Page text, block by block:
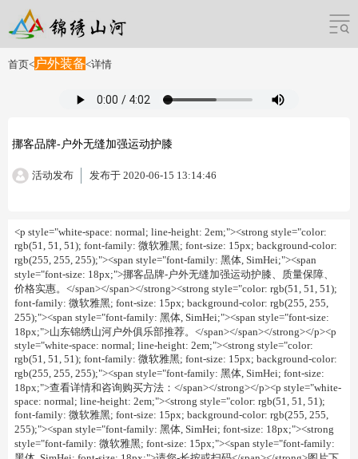
首页< 户外装备<详情
挪客品牌-户外无缝加强运动护膝
活动发布 发布于 2020-06-15 13:14:46
<p style="white-space: normal; line-height: 2em;"><strong style="color:
rgb(51, 51, 51); font-family: 微软雅黑; font-size: 15px; background-color:
rgb(255, 255, 255);"><span style="font-family: 黑体, SimHei;"><span
style="font-size: 18px;">挪客品牌-户外无缝加强运动护膝、质量保障、
价格实惠。</span></span></strong><strong style="color: rgb(51, 51, 51);
font-family: 微软雅黑; font-size: 15px; background-color: rgb(255, 255,
255);"><span style="font-family: 黑体, SimHei;"><span style="font-size:
18px;">山东锦绣山河户外俱乐部推荐。</span></span></strong></p><p
style="white-space: normal; line-height: 2em;"><strong style="color:
rgb(51, 51, 51); font-family: 微软雅黑; font-size: 15px; background-color:
rgb(255, 255, 255);"><span style="font-family: 黑体, SimHei; font-size:
18px;">查看详情和咨询购买方法：</span></strong></p><p style="white-
space: normal; line-height: 2em;"><strong style="color: rgb(51, 51, 51);
font-family: 微软雅黑; font-size: 15px; background-color: rgb(255, 255,
255);"><span style="font-family: 黑体, SimHei; font-size: 18px;"><strong
style="font-family: 微软雅黑; font-size: 15px;"><span style="font-family: